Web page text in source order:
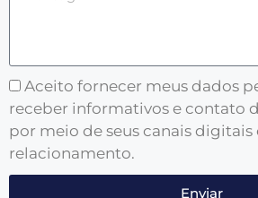
Aceito fornecer meus dados
receber informativos e contato
por meio de seus canais digitais
relacionamento.
Enviar